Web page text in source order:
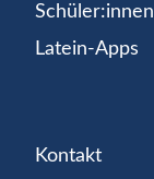
Schüler:innen
Latein-Apps
Kontakt